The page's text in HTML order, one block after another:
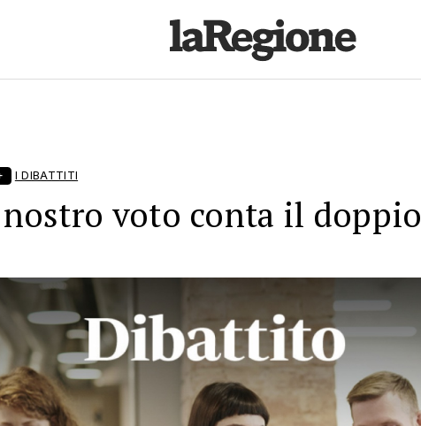
I DIBATTITI
voto conta il doppio